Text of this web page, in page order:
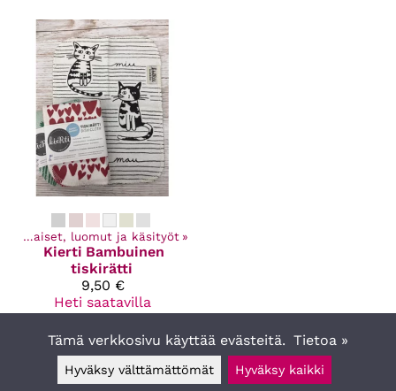
Kotimaiset, luomut ja käsityöt ‪»
Kierti Bambuinen
tiskirätti
9,50 €
Heti saatavilla
Tämä verkkosivu käyttää evästeitä. Tietoa »
Hyväksy välttämättömät Hyväksy kaikki